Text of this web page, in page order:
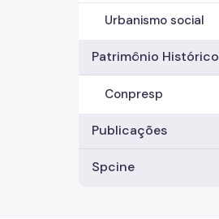
Urbanismo social
Patrimônio Histórico
Conpresp
Publicações
Spcine